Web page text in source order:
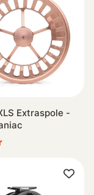
Extraspole -